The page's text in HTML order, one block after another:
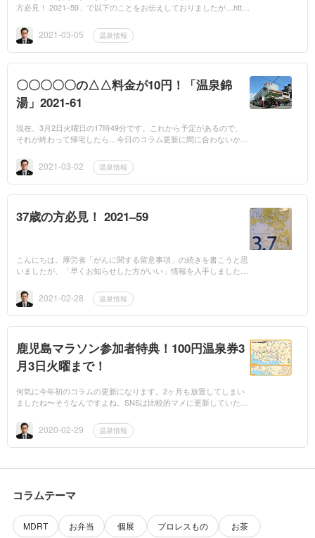
方必見！ 2021–59」で以下のことをお伝えしておりましたが…http
はサウナの日！...
2021-03-05 温泉情報
〇〇〇〇〇の△△料金が10円！「温泉錦
湯」2021-61
現在、3月2日火曜日の17時49分です。これから予定があるので、
それが終わって帰宅したら…今日のコラム更新に間に合わないかも
ん…「過去のニュ...
2021-03-02 温泉情報
37歳の方必見！ 2021–59
こんにちは。厚労省「がんに関する留意事項」の続きを書こうと思
いましたが、「早くお知らせした方がいい」情報を入手しましたの
パ協会様の...2021-02-28 温泉情報
鹿児島マラソン参加者特典！100円温泉券3
月3日火曜まで！
何気に今年初のコラムの更新になります。2ヶ月も放置してしまい
ましたね〜そうなんですよね。SNSは比較的マメに更新していたん
ttp://www.faceb...
2020-02-29 温泉情報
コラムテーマ
MDRT お弁当 個展 プロレスもの
お茶